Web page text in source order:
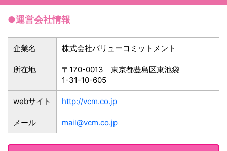
●運営会社情報
企業名 株式会社バリューコミットメント
所在地 〒170-0013 東京都豊島区東池袋
1-31-10-605
webサイト http://vcm.co.jp
メール mail@vcm.co.jp